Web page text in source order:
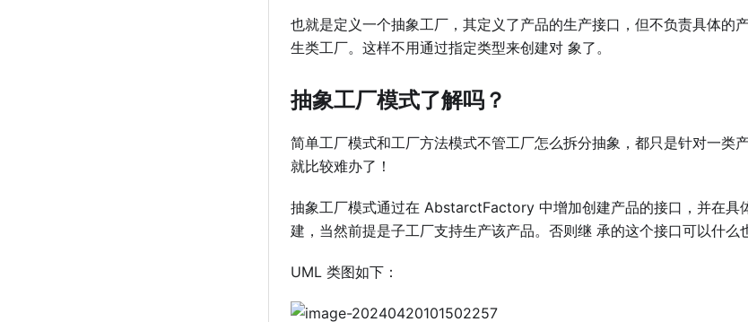
也就是定义⼀个抽象⼯⼚，其定义了产品的⽣产接⼝，但不负责具体的
⽣类⼯⼚。这样不⽤通过指定类型来创建对 象了。
抽象⼯⼚模式了解吗？
简单⼯⼚模式和⼯⼚⽅法模式不管⼯⼚怎么拆分抽象，都只是针对⼀类
就⽐较难办了！
抽象⼯⼚模式通过在 AbstarctFactory 中增加创建产品的接⼝，并在具
建，当然前提是⼦⼯⼚⽀持⽣产该产品。否则继 承的这个接⼝可以什么
UML 类图如下：